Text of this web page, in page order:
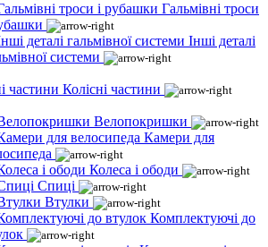
Гальмівні троси
Інші деталі
системи
Колісні частини
Велопокришки
Камери для
Колеса і ободи
Спиці
Втулки
Комплектуючі до